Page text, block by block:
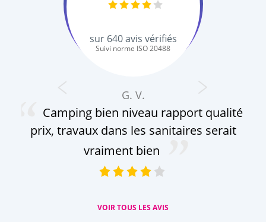
sur 640avis vérifiés
Suivi norme ISO 20488
G. V.
Camping bien niveau rapport qualité
prix, travaux dans les sanitaires serait
vraiment bien
VOIR TOUS LES AVIS